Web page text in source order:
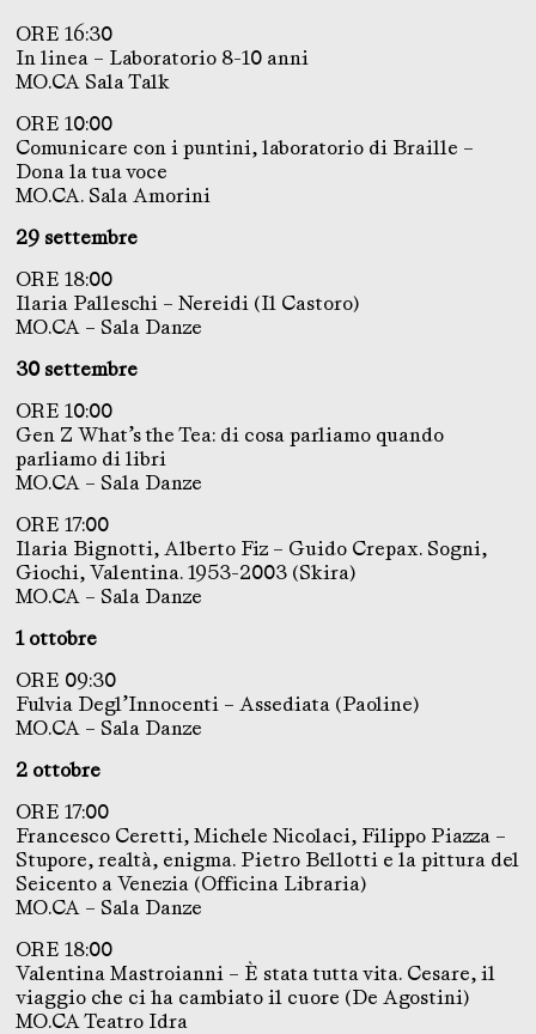
ORE 16:30
In linea – Laboratorio 8-10 anni
MO.CA Sala Talk
ORE 10:00
Comunicare con i puntini, laboratorio di Braille –
Dona la tua voce
MO.CA. Sala Amorini
29 settembre
ORE 18:00
Ilaria Palleschi – Nereidi (Il Castoro)
MO.CA – Sala Danze
30 settembre
ORE 10:00
Gen Z What’s the Tea: di cosa parliamo quando
parliamo di libri
MO.CA – Sala Danze
ORE 17:00
Ilaria Bignotti, Alberto Fiz – Guido Crepax. Sogni,
Giochi, Valentina. 1953-2003 (Skira)
MO.CA – Sala Danze
1 ottobre
ORE 09:30
Fulvia Degl’Innocenti – Assediata (Paoline)
MO.CA – Sala Danze
2 ottobre
ORE 17:00
Francesco Ceretti, Michele Nicolaci, Filippo Piazza –
Stupore, realtà, enigma. Pietro Bellotti e la pittura del
Seicento a Venezia (Officina Libraria)
MO.CA – Sala Danze
ORE 18:00
Valentina Mastroianni – È stata tutta vita. Cesare, il
viaggio che ci ha cambiato il cuore (De Agostini)
MO.CA Teatro Idra